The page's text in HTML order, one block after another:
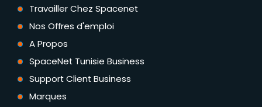
Travailler Chez Spacenet
Nos Offres d'emploi
A Propos
SpaceNet Tunisie Business
Support Client Business
Marques